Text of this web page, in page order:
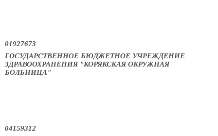
01927673
ГОСУДАРСТВЕННОЕ БЮДЖЕТНОЕ УЧРЕЖДЕНИЕ
ЗДРАВООХРАНЕНИЯ "КОРЯКСКАЯ ОКРУЖНАЯ
БОЛЬНИЦА"
04159312